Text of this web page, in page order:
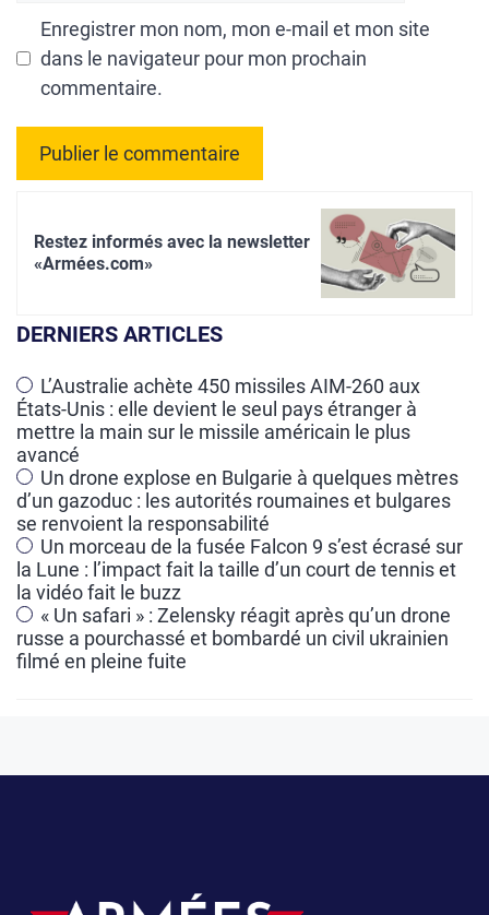
Enregistrer mon nom, mon e-mail et mon site
dans le navigateur pour mon prochain
commentaire.
r
a
t
i
v
e
:
Restez informés avec la newsletter
«Armées.com»
DERNIERS ARTICLES
L’Australie achète 450 missiles AIM-260 aux
États-Unis : elle devient le seul pays étranger à
mettre la main sur le missile américain le plus
avancé
Un drone explose en Bulgarie à quelques mètres
d’un gazoduc : les autorités roumaines et bulgares
se renvoient la responsabilité
Un morceau de la fusée Falcon 9 s’est écrasé sur
la Lune : l’impact fait la taille d’un court de tennis et
la vidéo fait le buzz
« Un safari » : Zelensky réagit après qu’un drone
russe a pourchassé et bombardé un civil ukrainien
filmé en pleine fuite